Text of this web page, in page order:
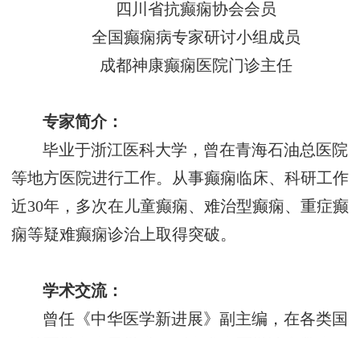
四川省抗癫痫协会会员
全国癫痫病专家研讨小组成员
成都神康癫痫医院门诊主任
专家简介：
毕业于浙江医科大学，曾在青海石油总医院
等地方医院进行工作。从事癫痫临床、科研工作
近30年，多次在儿童癫痫、难治型癫痫、重症癫
痫等疑难癫痫诊治上取得突破。
学术交流：
曾任《中华医学新进展》副主编，在各类国